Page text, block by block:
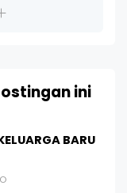
ini
BARU